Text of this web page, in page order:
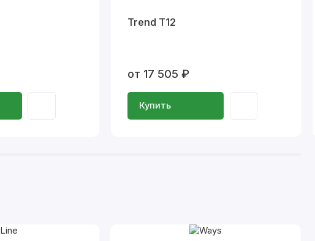
Trend T12
от 17 505 ₽
Купить